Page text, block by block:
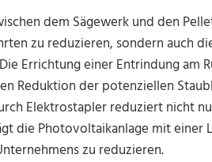
dem Sägewerk und den
zu reduzieren, sondern auch
Errichtung einer Entrindung am
Reduktion der potenziellen
Elektrostapler reduziert nicht
die Photovoltaikanlage mit einer
zu reduzieren.